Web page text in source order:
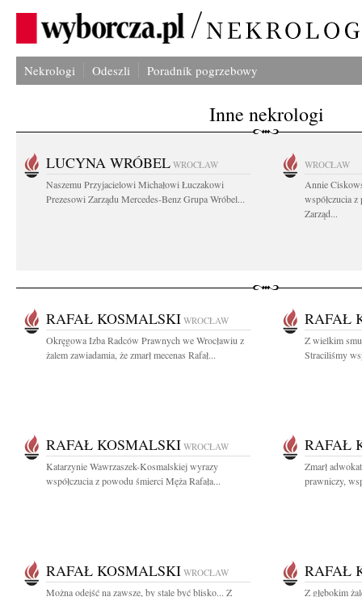
Nekrologi Odeszli Poradnik pogrzebowy
Inne nekrologi
LUCYNA WRÓBEL WROCŁAW
Naszemu Przyjacielowi Michałowi Łuczakowi
Prezesowi Zarządu Mercedes-Benz Grupa Wróbel...
WROCŁAW
Annie
współczucia
Zarząd...
RAFAŁ KOSMALSKI WROCŁAW
Okręgowa Izba Radców Prawnych we Wrocławiu z
żalem zawiadamia, że zmarł mecenas Rafał...
RAFAŁ
Z wielkim
Straciliśmy
RAFAŁ KOSMALSKI WROCŁAW
Katarzynie Wawrzaszek-Kosmalskiej wyrazy
współczucia z powodu śmierci Męża Rafała...
RAFAŁ
Zmarł
prawniczy,
RAFAŁ KOSMALSKI WROCŁAW
Można odejść na zawsze, by stale być blisko... Z
RAFAŁ
Z głębokim